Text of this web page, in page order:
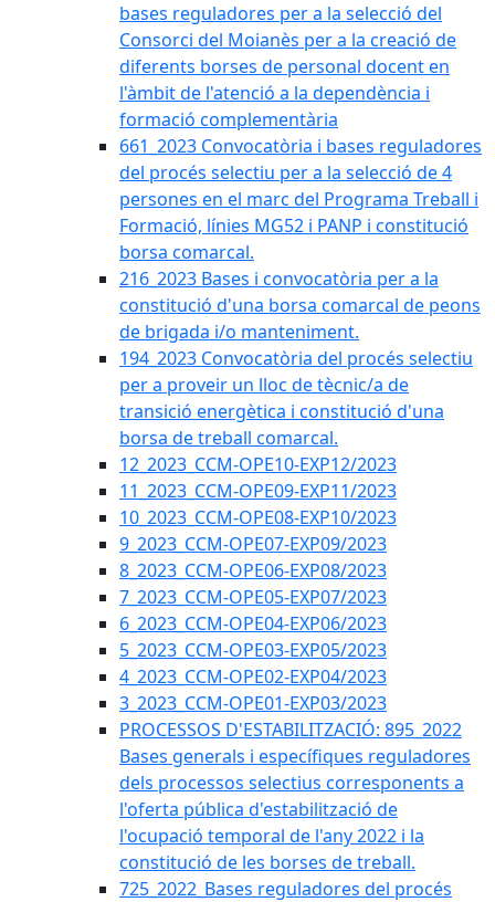
bases reguladores per a la selecció del
Consorci del Moianès per a la creació de
diferents borses de personal docent en
l'àmbit de l'atenció a la dependència i
formació complementària
661_2023 Convocatòria i bases reguladores
del procés selectiu per a la selecció de 4
persones en el marc del Programa Treball i
Formació, línies MG52 i PANP i constitució
borsa comarcal.
216_2023 Bases i convocatòria per a la
constitució d'una borsa comarcal de peons
de brigada i/o manteniment.
194_2023 Convocatòria del procés selectiu
per a proveir un lloc de tècnic/a de
transició energètica i constitució d'una
borsa de treball comarcal.
12_2023_CCM-OPE10-EXP12/2023
11_2023_CCM-OPE09-EXP11/2023
10_2023_CCM-OPE08-EXP10/2023
9_2023_CCM-OPE07-EXP09/2023
8_2023_CCM-OPE06-EXP08/2023
7_2023_CCM-OPE05-EXP07/2023
6_2023_CCM-OPE04-EXP06/2023
5_2023_CCM-OPE03-EXP05/2023
4_2023_CCM-OPE02-EXP04/2023
3_2023_CCM-OPE01-EXP03/2023
PROCESSOS D'ESTABILITZACIÓ: 895_2022
Bases generals i específiques reguladores
dels processos selectius corresponents a
l'oferta pública d'estabilització de
l'ocupació temporal de l'any 2022 i la
constitució de les borses de treball.
725_2022_Bases reguladores del procés